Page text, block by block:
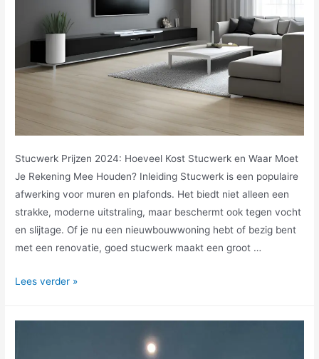
Stucwerk Prijzen 2024: Hoeveel Kost Stucwerk en Waar Moet
Je Rekening Mee Houden? Inleiding Stucwerk is een populaire
afwerking voor muren en plafonds. Het biedt niet alleen een
strakke, moderne uitstraling, maar beschermt ook tegen vocht
en slijtage. Of je nu een nieuwbouwwoning hebt of bezig bent
met een renovatie, goed stucwerk maakt een groot …
Lees verder »